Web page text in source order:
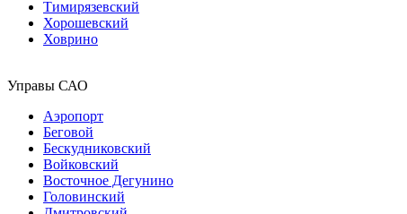
Тимирязевский
Хорошевский
Ховрино
Управы САО
Аэропорт
Беговой
Бескудниковский
Войковский
Восточное Дегунино
Головинский